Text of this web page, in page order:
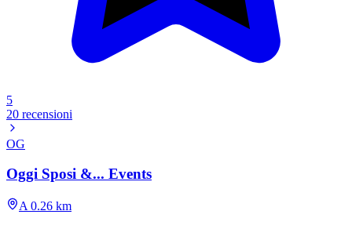
5
20 recensioni
OG
Oggi Sposi &... Events
A 0.26 km